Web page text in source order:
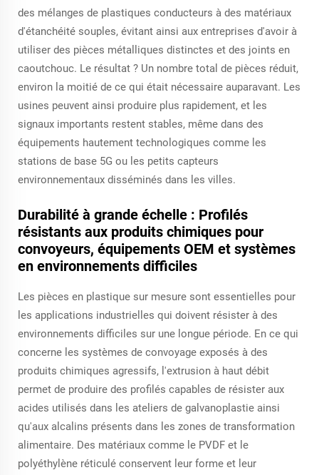
des mélanges de plastiques conducteurs à des matériaux
d'étanchéité souples, évitant ainsi aux entreprises d'avoir à
utiliser des pièces métalliques distinctes et des joints en
caoutchouc. Le résultat ? Un nombre total de pièces réduit,
environ la moitié de ce qui était nécessaire auparavant. Les
usines peuvent ainsi produire plus rapidement, et les
signaux importants restent stables, même dans des
équipements hautement technologiques comme les
stations de base 5G ou les petits capteurs
environnementaux disséminés dans les villes.
Durabilité à grande échelle : Profilés
résistants aux produits chimiques pour
convoyeurs, équipements OEM et systèmes
en environnements difficiles
Les pièces en plastique sur mesure sont essentielles pour
les applications industrielles qui doivent résister à des
environnements difficiles sur une longue période. En ce qui
concerne les systèmes de convoyage exposés à des
produits chimiques agressifs, l'extrusion à haut débit
permet de produire des profilés capables de résister aux
acides utilisés dans les ateliers de galvanoplastie ainsi
qu'aux alcalins présents dans les zones de transformation
alimentaire. Des matériaux comme le PVDF et le
polyéthylène réticulé conservent leur forme et leur